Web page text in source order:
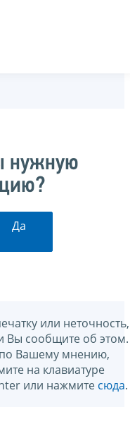
нужную
Да
или неточность,
Вы сообщите об этом.
по Вашему мнению,
на клавиатуре
или нажмите сюда.